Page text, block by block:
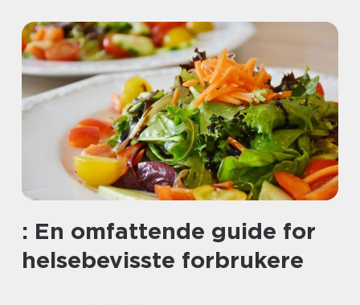
: En omfattende guide for
helsebevisste forbrukere